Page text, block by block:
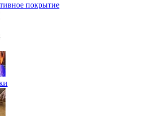
покрытие